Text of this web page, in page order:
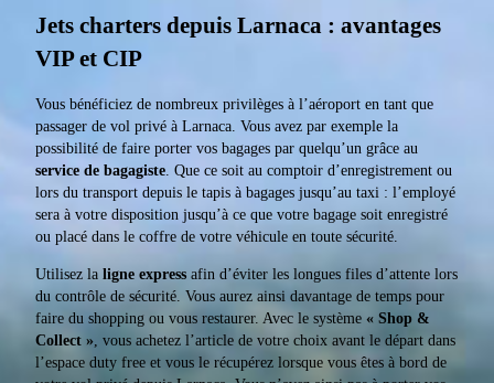
Jets charters depuis Larnaca : avantages
VIP et CIP
Vous bénéficiez de nombreux privilèges à l’aéroport en tant que
passager de vol privé à Larnaca. Vous avez par exemple la
possibilité de faire porter vos bagages par quelqu’un grâce au
service de bagagiste. Que ce soit au comptoir d’enregistrement ou
lors du transport depuis le tapis à bagages jusqu’au taxi : l’employé
sera à votre disposition jusqu’à ce que votre bagage soit enregistré
ou placé dans le coffre de votre véhicule en toute sécurité.
Utilisez la ligne express afin d’éviter les longues files d’attente lors
du contrôle de sécurité. Vous aurez ainsi davantage de temps pour
faire du shopping ou vous restaurer. Avec le système « Shop &
Collect », vous achetez l’article de votre choix avant le départ dans
l’espace duty free et vous le récupérez lorsque vous êtes à bord de